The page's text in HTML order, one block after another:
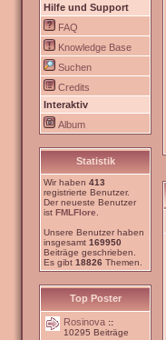
Hilfe und Support
FAQ
Knowledge Base
Suchen
Credits
Interaktiv
Album
Statistik
Wir haben 413
registrierte Benutzer.
Der neueste Benutzer
ist FMLFlore
Unsere Benutzer haben
insgesamt 169950
Beiträge geschrieben.
Es gibt 18826 Themen.
Top Poster
Rosinova ::
10295 Beiträge